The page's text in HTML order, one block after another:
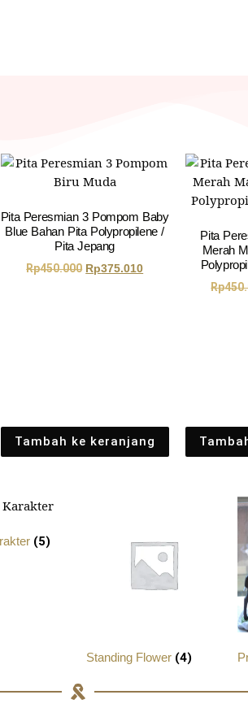
Pita Peresmian 3 Pompom Baby
Blue Bahan Pita Polypropilene /
Pita Jepang
Rp450.000 Rp375.010
Tambah ke keranjang
Pita
Merah
Rp
(5)
Standing Flower (4)